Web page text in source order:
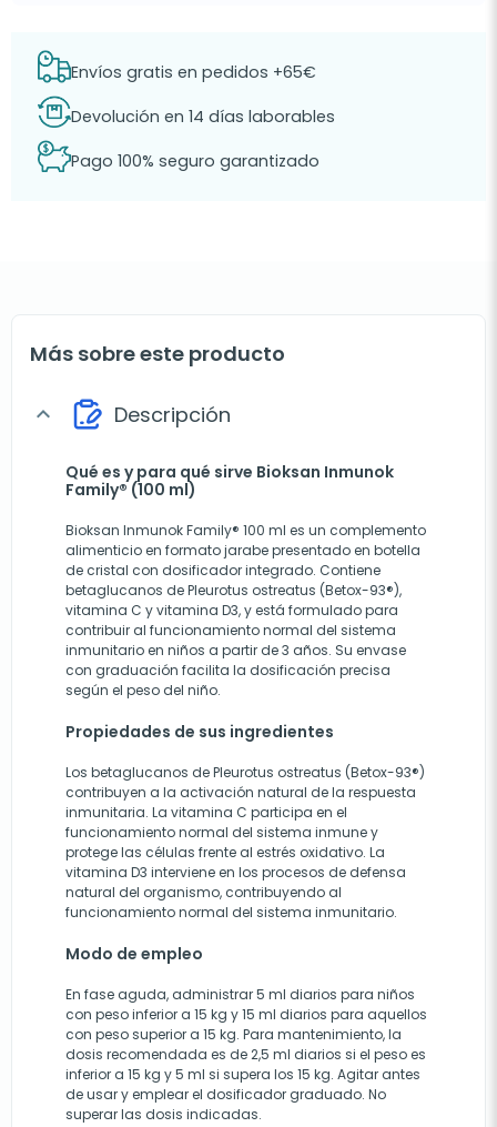
Envíos gratis en pedidos +65€
Devolución en 14 días laborables
Pago 100% seguro garantizado
Más sobre este producto
expand_more Descripción
Qué es y para qué sirve Bioksan Inmunok
Family® (100 ml)
Bioksan Inmunok Family® 100 ml es un complemento
alimenticio en formato jarabe presentado en botella
de cristal con dosificador integrado. Contiene
betaglucanos de Pleurotus ostreatus (Betox-93®),
vitamina C y vitamina D3, y está formulado para
contribuir al funcionamiento normal del sistema
inmunitario en niños a partir de 3 años. Su envase
con graduación facilita la dosificación precisa
según el peso del niño.
Propiedades de sus ingredientes
Los betaglucanos de Pleurotus ostreatus (Betox-93®)
contribuyen a la activación natural de la respuesta
inmunitaria. La vitamina C participa en el
funcionamiento normal del sistema inmune y
protege las células frente al estrés oxidativo. La
vitamina D3 interviene en los procesos de defensa
natural del organismo, contribuyendo al
funcionamiento normal del sistema inmunitario.
Modo de empleo
En fase aguda, administrar 5 ml diarios para niños
con peso inferior a 15 kg y 15 ml diarios para aquellos
con peso superior a 15 kg. Para mantenimiento, la
dosis recomendada es de 2,5 ml diarios si el peso es
inferior a 15 kg y 5 ml si supera los 15 kg. Agitar antes
de usar y emplear el dosificador graduado. No
superar las dosis indicadas.